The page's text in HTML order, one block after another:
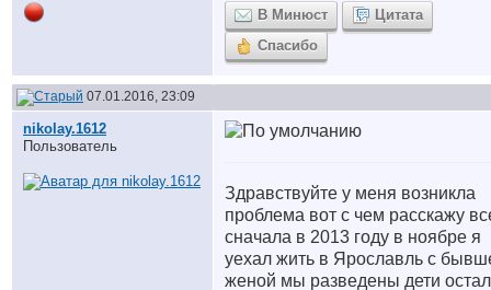
В Минюст
Цитата
Спасибо
07.01.2016, 23:09
nikolay.1612
Пользователь
Здравствуйте у меня возникла
проблема вот с чем расскажу
сначала в 2013 году в ноябре я
уехал жить в Ярославль с
женой мы разведены дети